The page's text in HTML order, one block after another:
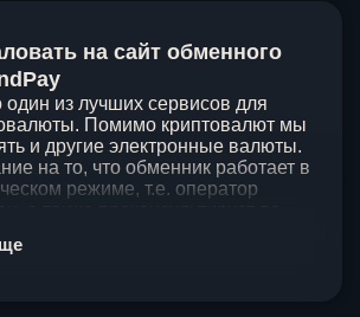
на сайт обменного
один из лучших сервисов для
Помимо криптовалют мы
и другие электронные валюты.
на то, что обменник работает в
режиме, т.е. оператор
стараемся проводить обмены